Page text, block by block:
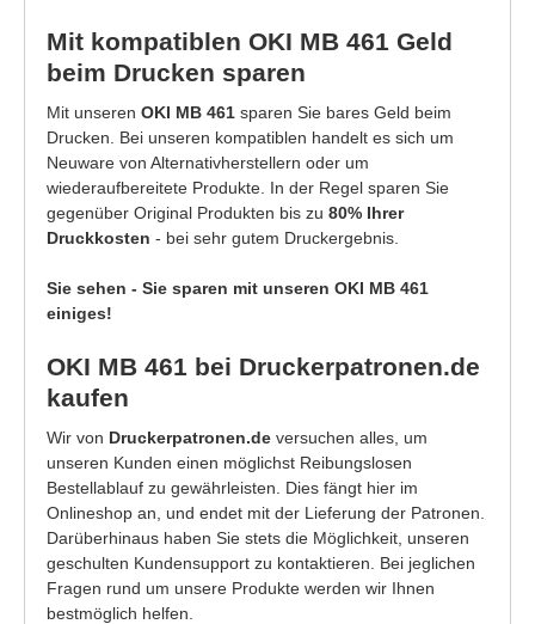
Mit kompatiblen OKI MB 461 Geld
beim Drucken sparen
Mit unseren OKI MB 461 sparen Sie bares Geld beim
Drucken. Bei unseren kompatiblen handelt es sich um
Neuware von Alternativherstellern oder um
wiederaufbereitete Produkte. In der Regel sparen Sie
gegenüber Original Produkten bis zu 80% Ihrer
Druckkosten - bei sehr gutem Druckergebnis.
Sie sehen - Sie sparen mit unseren OKI MB 461
einiges!
OKI MB 461 bei Druckerpatronen.de
kaufen
Wir von Druckerpatronen.de versuchen alles, um
unseren Kunden einen möglichst Reibungslosen
Bestellablauf zu gewährleisten. Dies fängt hier im
Onlineshop an, und endet mit der Lieferung der Patronen.
Darüberhinaus haben Sie stets die Möglichkeit, unseren
geschulten Kundensupport zu kontaktieren. Bei jeglichen
Fragen rund um unsere Produkte werden wir Ihnen
bestmöglich helfen.